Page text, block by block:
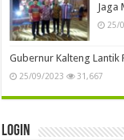
Jaga
25/
Gubernur Kalteng Lantik
25/09/2023 31,667
Login